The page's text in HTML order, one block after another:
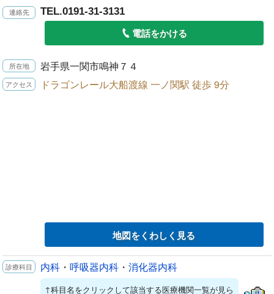
TEL.0191-31-3131
電話をかける
岩手県一関市鳴神７４
ドラゴンレール大船渡線 一ノ関駅 徒歩 9分
地図をくわしく見る
内科 ・ 呼吸器内科 ・ 消化器内科
↑科目名をクリックして該当する医療機関一覧が見ら